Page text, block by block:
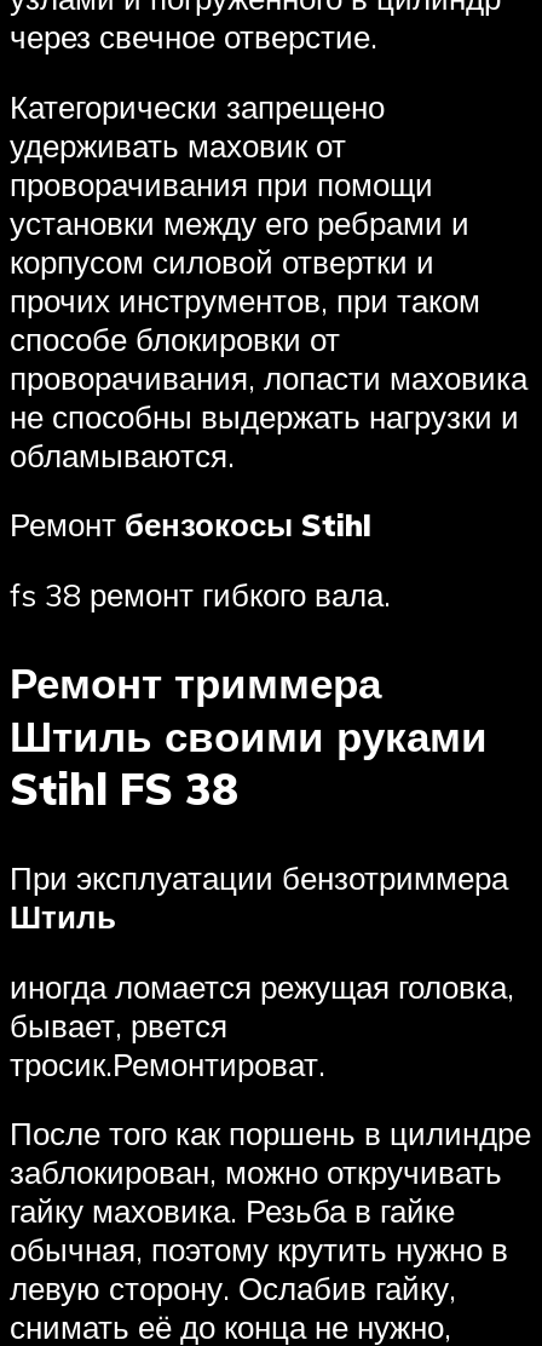
через свечное отверстие.
Категорически запрещено
удерживать маховик от
проворачивания при помощи
установки между его ребрами и
корпусом силовой отвертки и
прочих инструментов, при таком
способе блокировки от
проворачивания, лопасти маховика
не способны выдержать нагрузки и
обламываются.
Ремонт бензокосы Stihl
fs 38 ремонт гибкого вала.
Ремонт триммера
Штиль своими руками
Stihl FS 38
При эксплуатации бензотриммера
Штиль
иногда ломается режущая головка,
бывает, рвется
тросик.Ремонтироват.
После того как поршень в цилиндре
заблокирован, можно откручивать
гайку маховика. Резьба в гайке
обычная, поэтому крутить нужно в
левую сторону. Ослабив гайку,
снимать её до конца не нужно,